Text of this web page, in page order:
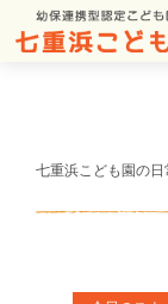
七重浜こども園の日